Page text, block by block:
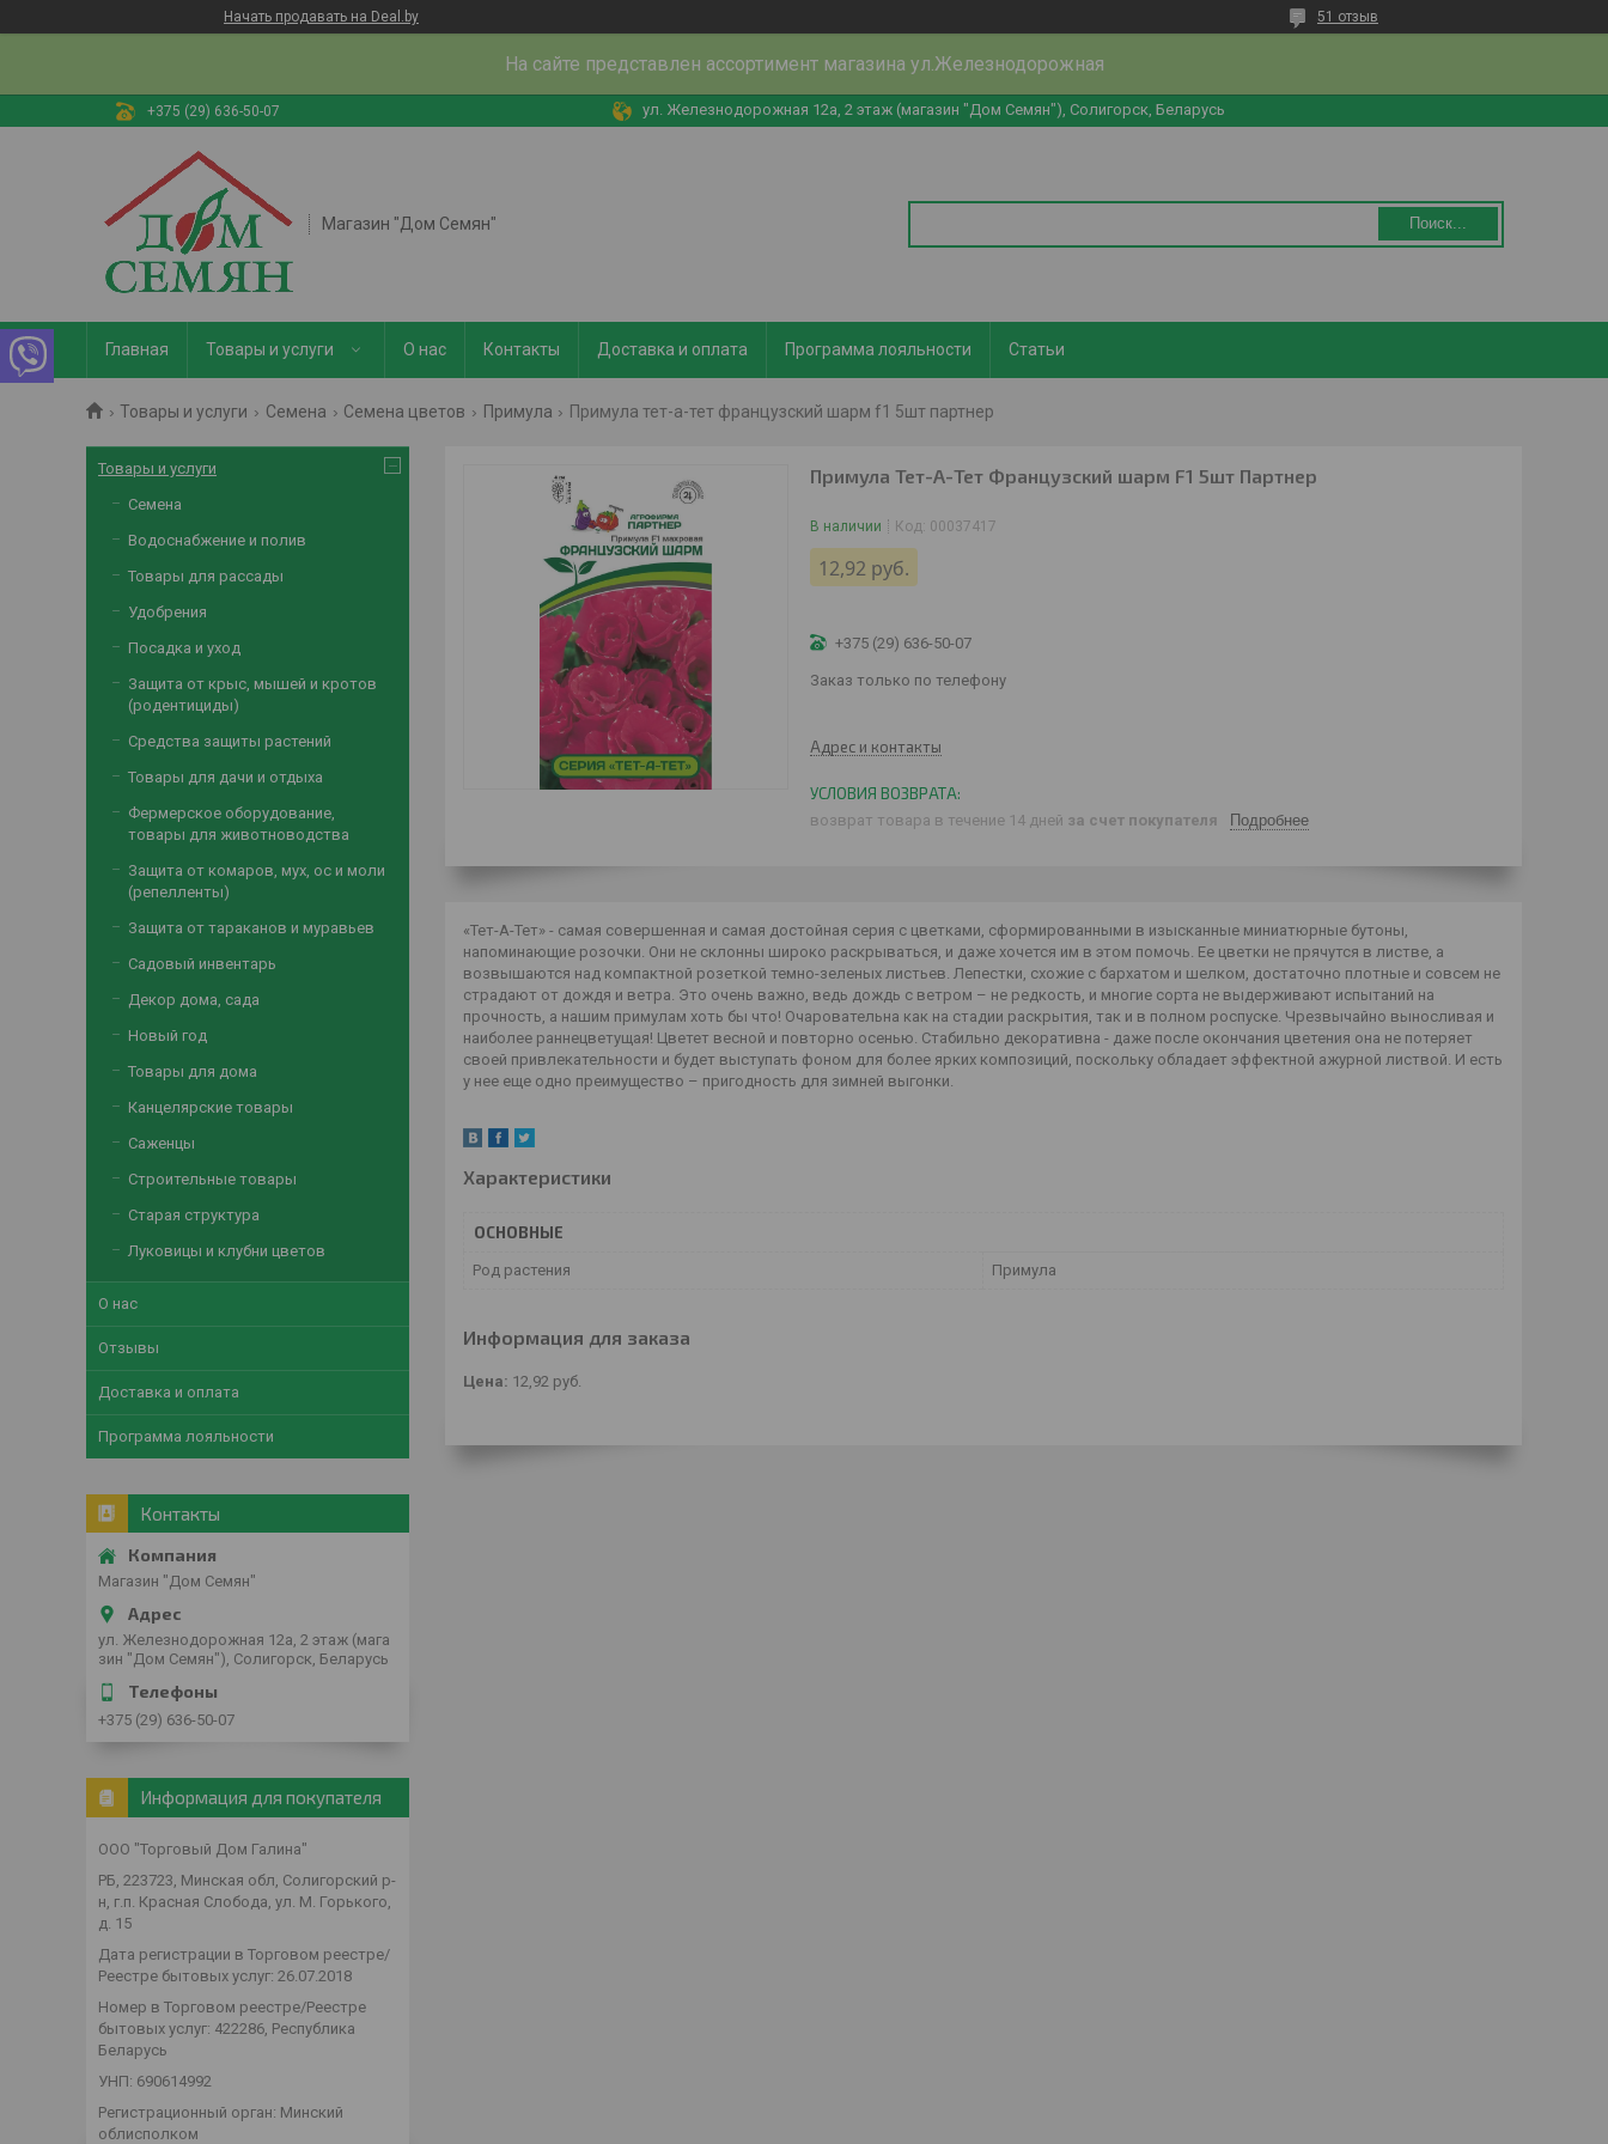
Начать продавать на Deal.by 51 отзыв
На сайте представлен ассортимент магазина ул.Железнодорожная
+375 (29) 636-50-07 ул. Железнодорожная 12а, 2 этаж (магазин "Дом Семян"), Солигорск, Беларусь
Магазин "Дом Семян" Поиск...
Главная Товары и услуги О нас Контакты Доставка и оплата Программа лояльности Статьи
Товары и услуги Семена Семена цветов Примула Примула тет-а-тет французский шарм f1 5шт партнер
Примула Тет-А-Тет Французский шарм F1 5шт Партнер
В наличии Код: 00037417
12,92 руб.
+375 (29) 636-50-07
Заказ только по телефону
Адрес и контакты
возврат товара в течение 14 дней за счет покупателя Подробнее
«Тет-А-Тет» - самая совершенная и самая достойная серия с цветками, сформированными в изысканные миниатюрные бутоны,
напоминающие розочки. Они не склонны широко раскрываться, и даже хочется им в этом помочь. Ее цветки не прячутся в листве, а
возвышаются над компактной розеткой темно-зеленых листьев. Лепестки, схожие с бархатом и шелком, достаточно плотные и совсем не
страдают от дождя и ветра. Это очень важно, ведь дождь с ветром – не редкость, и многие сорта не выдерживают испытаний на
прочность, а нашим примулам хоть бы что! Очаровательна как на стадии раскрытия, так и в полном роспуске. Чрезвычайно выносливая и
наиболее раннецветущая! Цветет весной и повторно осенью. Стабильно декоративна - даже после окончания цветения она не потеряет
своей привлекательности и будет выступать фоном для более ярких композиций, поскольку обладает эффектной ажурной листвой. И есть
у нее еще одно преимущество – пригодность для зимней выгонки.
Характеристики
ОСНОВНЫЕ
Род растения Примула
Информация для заказа
Цена: 12,92 руб.
Товары и услуги
Семена
Водоснабжение и полив
Товары для рассады
Удобрения
Посадка и уход
Защита от крыс, мышей и кротов
(родентициды)
Средства защиты растений
Товары для дачи и отдыха
Фермерское оборудование,
товары для животноводства
Защита от комаров, мух, ос и моли
(репелленты)
Защита от тараканов и муравьев
Садовый инвентарь
Декор дома, сада
Новый год
Товары для дома
Канцелярские товары
Саженцы
Строительные товары
Старая структура
Луковицы и клубни цветов
О нас
Отзывы
Доставка и оплата
Программа лояльности
Контакты
Магазин "Дом Семян"
ул. Железнодорожная 12а, 2 этаж (мага
зин "Дом Семян"), Солигорск, Беларусь
+375 (29) 636-50-07
Информация для покупателя
ООО "Торговый Дом Галина"
РБ, 223723, Минская обл, Солигорский р-
н, г.п. Красная Слобода, ул. М. Горького,
д. 15
Дата регистрации в Торговом реестре/
Реестре бытовых услуг: 26.07.2018
Номер в Торговом реестре/Реестре
бытовых услуг: 422286, Республика
Беларусь
УНП: 690614992
Регистрационный орган: Минский
облисполком